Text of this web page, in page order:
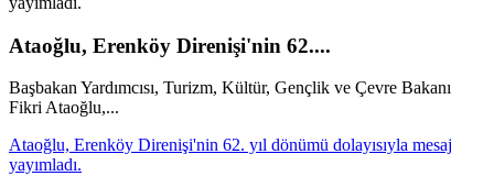
Ataoğlu, Erenköy Direnişi'nin 62....
Başbakan Yardımcısı, Turizm, Kültür, Gençlik ve Çevre Bakanı
Fikri Ataoğlu,...
Ataoğlu, Erenköy Direnişi'nin 62. yıl dönümü dolayısıyla mesaj
yayımladı.